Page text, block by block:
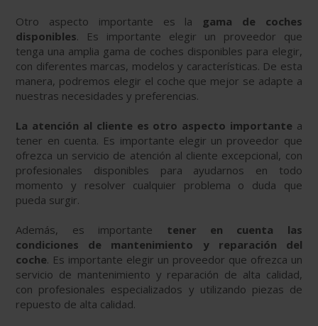
Otro aspecto importante es la gama de coches
disponibles. Es importante elegir un proveedor que
tenga una amplia gama de coches disponibles para elegir,
con diferentes marcas, modelos y características. De esta
manera, podremos elegir el coche que mejor se adapte a
nuestras necesidades y preferencias.
La atención al cliente es otro aspecto importante a
tener en cuenta. Es importante elegir un proveedor que
ofrezca un servicio de atención al cliente excepcional, con
profesionales disponibles para ayudarnos en todo
momento y resolver cualquier problema o duda que
pueda surgir.
Además, es importante tener en cuenta las
condiciones de mantenimiento y reparación del
coche. Es importante elegir un proveedor que ofrezca un
servicio de mantenimiento y reparación de alta calidad,
con profesionales especializados y utilizando piezas de
repuesto de alta calidad.